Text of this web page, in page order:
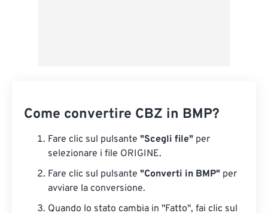
Come convertire CBZ in BMP?
Fare clic sul pulsante "Scegli file" per
selezionare i file ORIGINE.
Fare clic sul pulsante "Converti in BMP" per
avviare la conversione.
Quando lo stato cambia in "Fatto", fai clic sul